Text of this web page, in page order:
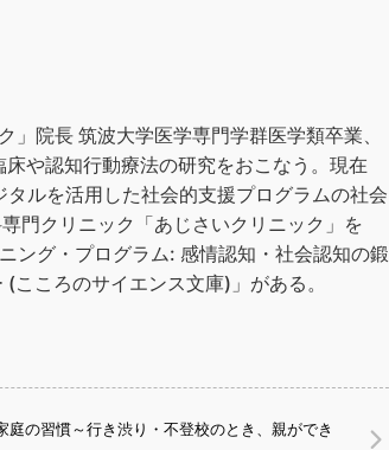
院長 筑波大学医学専門学群医学類卒業、
や認知行動療法の研究をおこなう。現在
ルを活用した社会的支援プログラムの社会
門クリニック「あじさいクリニック」を
ング・プログラム: 感情認知・社会認知の鍛
ころのサイエンス文庫)」がある。
庭の習慣～行き渋り・不登校のとき、親ができ